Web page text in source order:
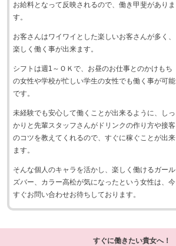
お給料となって反映されるので、働き甲斐がありま
す。
お客さんはワイワイとした楽しいお客さんが多く、
楽しく働く事が出来ます。
シフトは週1～ＯＫで、お昼のお仕事とのかけもち
の女性や学校が忙しい学生の女性でも働く事が可能
です。
未経験でも安心して働くことが出来るように、しっ
かりと先輩スタッフさんがドリンクの作り方や接客
のコツを教えてくれるので、すぐに稼ぐことが出来
ます。
そんな個人のキャラを活かし、楽しく働けるガール
ズバー、カラー高松が気になったという女性は、今
すぐお問い合わせお待ちしております。
すぐに働きたい貴女へ！